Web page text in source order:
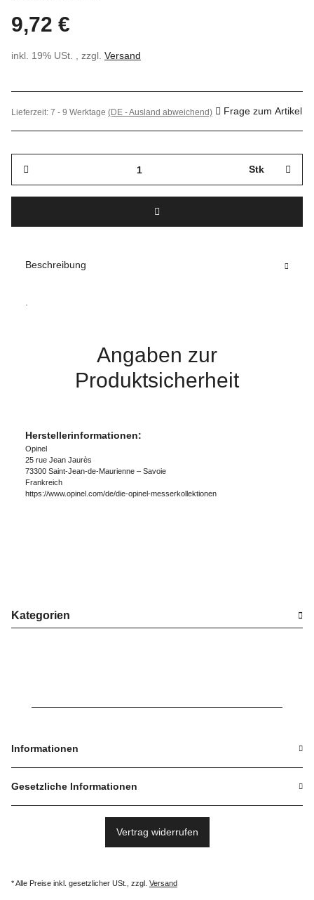
9,72 €
inkl. 19% USt. , zzgl. Versand
Lieferzeit: 7 - 9 Werktage (DE - Ausland abweichend) Frage zum Artikel
Stk
Beschreibung
.
Angaben zur
Produktsicherheit
Herstellerinformationen:
Opinel
25 rue Jean Jaurès
73300 Saint-Jean-de-Maurienne – Savoie
Frankreich
https://www.opinel.com/de/die-opinel-messerkollektionen
Kategorien
Informationen
Gesetzliche Informationen
Vertrag widerrufen
* Alle Preise inkl. gesetzlicher USt., zzgl. Versand